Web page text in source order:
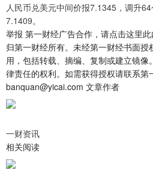
人民币兑美元中间价报7.1345，调升
7.1409。
举报 第一财经广告合作，请点击这里
归第一财经所有。未经第一财经书面
用，包括转载、摘编、复制或建立镜
律责任的权利。如需获得授权请联系第
banquan@yicai.com 文章作者
一财资讯
相关阅读